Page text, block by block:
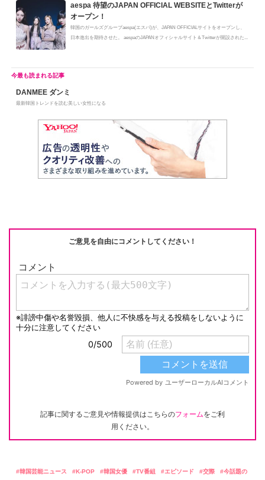
aespa 待望のJAPAN OFFICIAL WEBSITEとTwitterが
オープン！
韓国のガールズグループaespa(エスパ)が、JAPAN OFFICIALサイトをオープンし、
日本進出を期待させた。 aespaのJAPANオフィシャルサイト＆Twitterが開設された...
DANMEE ダンミ
最新韓国トレンドを読む美しい女性になる
ご意見を自由にコメントしてください！
記事に関するご意見や情報提供はこちらのフォームをご利
用ください。
韓国芸能ニュース K-POP 韓国女優 TV番組 エピソード 交際
今話題の